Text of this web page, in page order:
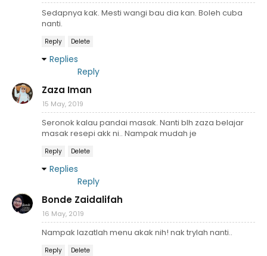
Sedapnya kak. Mesti wangi bau dia kan. Boleh cuba
nanti.
Reply Delete
Replies
Reply
Zaza Iman
15 May, 2019
Seronok kalau pandai masak. Nanti blh zaza belajar
masak resepi akk ni.. Nampak mudah je
Reply Delete
Replies
Reply
Bonde Zaidalifah
16 May, 2019
Nampak lazatlah menu akak nih! nak trylah nanti..
Reply Delete